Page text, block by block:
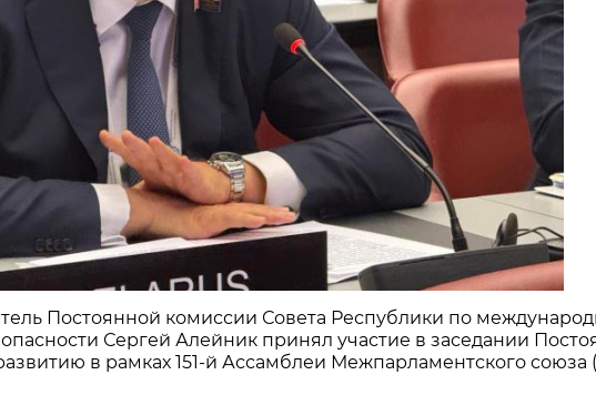
Постоянной комиссии Совета Республики по
Сергей Алейник принял участие в заседании
в рамках 151-й Ассамблеи Межпарламентского